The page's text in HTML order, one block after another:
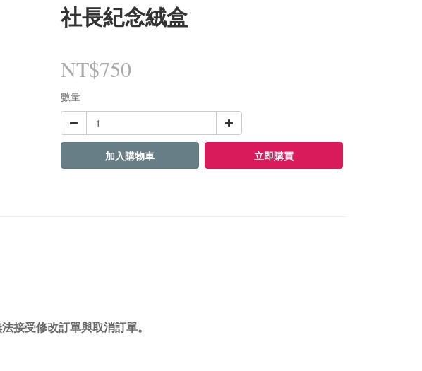
社長紀念絨盒
NT$750
數量
加入購物車 立即購買
接受修改訂單與取消訂單。